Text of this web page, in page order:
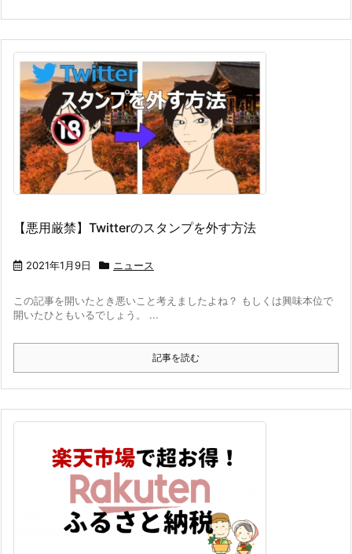
【悪用厳禁】Twitterのスタンプを外す方法
2021年1月9日 ニュース
この記事を開いたとき悪いこと考えましたよね？ もしくは興味本位で
開いたひともいるでしょう。 ...
記事を読む